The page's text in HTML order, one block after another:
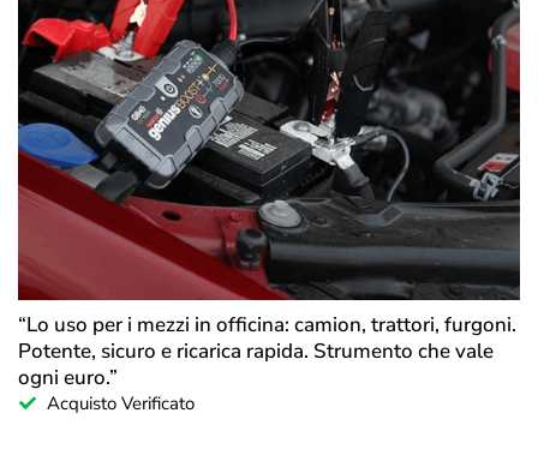
“Lo uso per i mezzi in officina: camion, trattori, furgoni.
Potente, sicuro e ricarica rapida. Strumento che vale
ogni euro.”
Acquisto Verificato